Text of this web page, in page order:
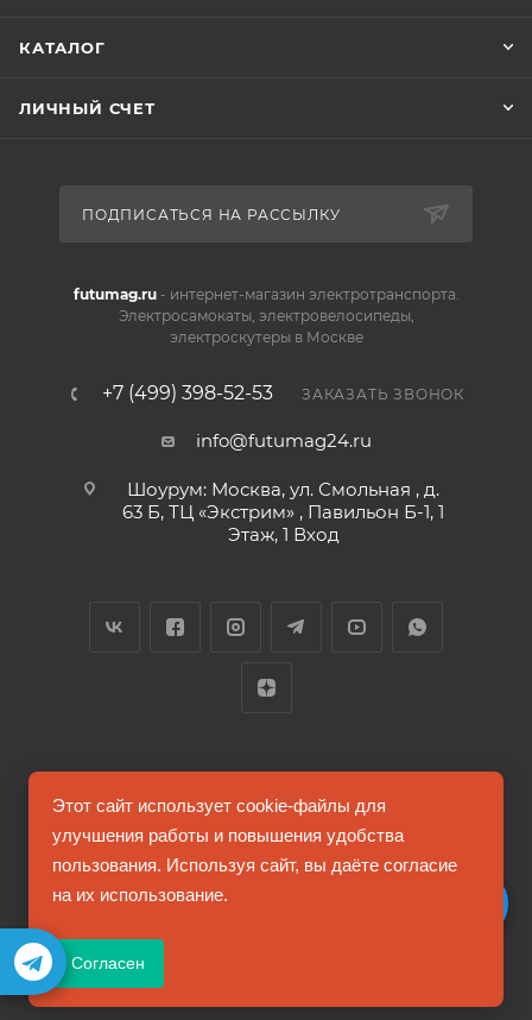
КАТАЛОГ
ЛИЧНЫЙ СЧЕТ
ПОДПИСАТЬСЯ НА РАССЫЛКУ
futumag.ru- интернет-магазин электротранспорта.
Электросамокаты, электровелосипеды,
электроскутеры в Москве
+7 (499) 398-52-53 ЗАКАЗАТЬ ЗВОНОК
info@futumag24.ru
Шоурум: Москва, ул. Смольная , д.
63 Б, ТЦ «Экстрим» , Павильон Б-1, 1
Этаж, 1 Вход
2026 © FUTUMAG.RU
Информация на сайте не является публичной офертой
Этот сайт использует cookie-файлы для
улучшения работы и повышения удобства
пользования. Используя сайт, вы даёте согласие
на их использование.
Согласен